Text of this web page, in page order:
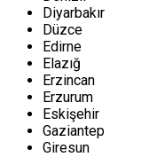
Diyarbakır
Düzce
Edirne
Elazığ
Erzincan
Erzurum
Eskişehir
Gaziantep
Giresun